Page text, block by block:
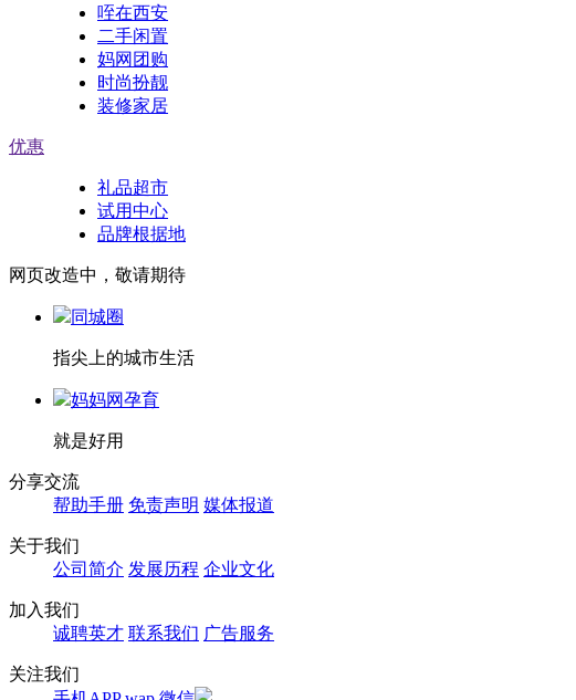
咥在西安
二手闲置
妈网团购
时尚扮靓
装修家居
优惠
礼品超市
试用中心
品牌根据地
网页改造中，敬请期待
同城圈
指尖上的城市生活
妈妈网孕育
就是好用
分享交流
帮助手册 免责声明 媒体报道
关于我们
公司简介 发展历程 企业文化
加入我们
诚聘英才 联系我们 广告服务
关注我们